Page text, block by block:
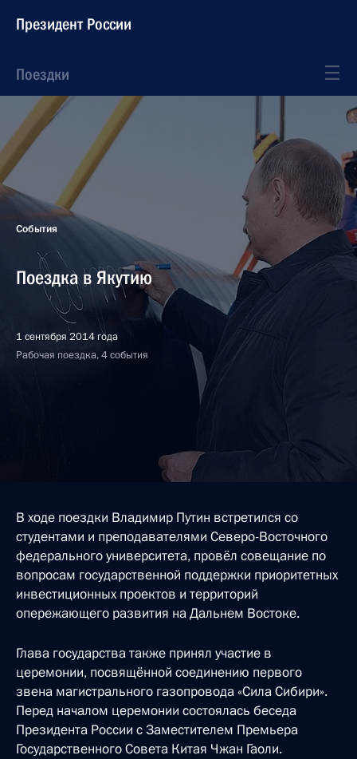
Президент России
Поездки
События
Поездка в Якутию
1 сентября 2014 года
Рабочая поездка, 4 события
В ходе поездки Владимир Путин встретился со
студентами и преподавателями Северо-Восточного
федерального университета, провёл совещание по
вопросам государственной поддержки приоритетных
инвестиционных проектов и территорий
опережающего развития на Дальнем Востоке.
Глава государства также принял участие в
церемонии, посвящённой соединению первого
звена магистрального газопровода «Сила Сибири».
Перед началом церемонии состоялась беседа
Президента России с Заместителем Премьера
Государственного Совета Китая Чжан Гаоли.